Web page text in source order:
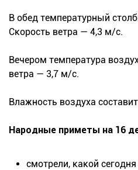
В обед температурный
Скорость ветра — 4,3 м/с.
Вечером температура
ветра — 3,7 м/с.
Влажность воздуха
Народные приметы на 16
смотрели, какой